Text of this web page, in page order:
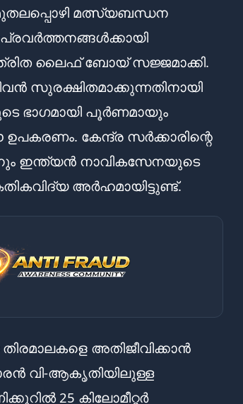
മത്സ്യബന്ധന
ലൈഫ് ബോയ് സജ്ജമാക്കി.
സുരക്ഷിതമാക്കുന്നതിനായി
ഭാഗമായി പൂർണമായും
കേന്ദ്ര സർക്കാരിന്റെ
ഇന്ത്യൻ നാവികസേനയുടെ
അർഹമായിട്ടുണ്ട്.
അതിജീവിക്കാൻ
വി-ആകൃതിയിലുള്ള
25 കിലോമീറ്റർ